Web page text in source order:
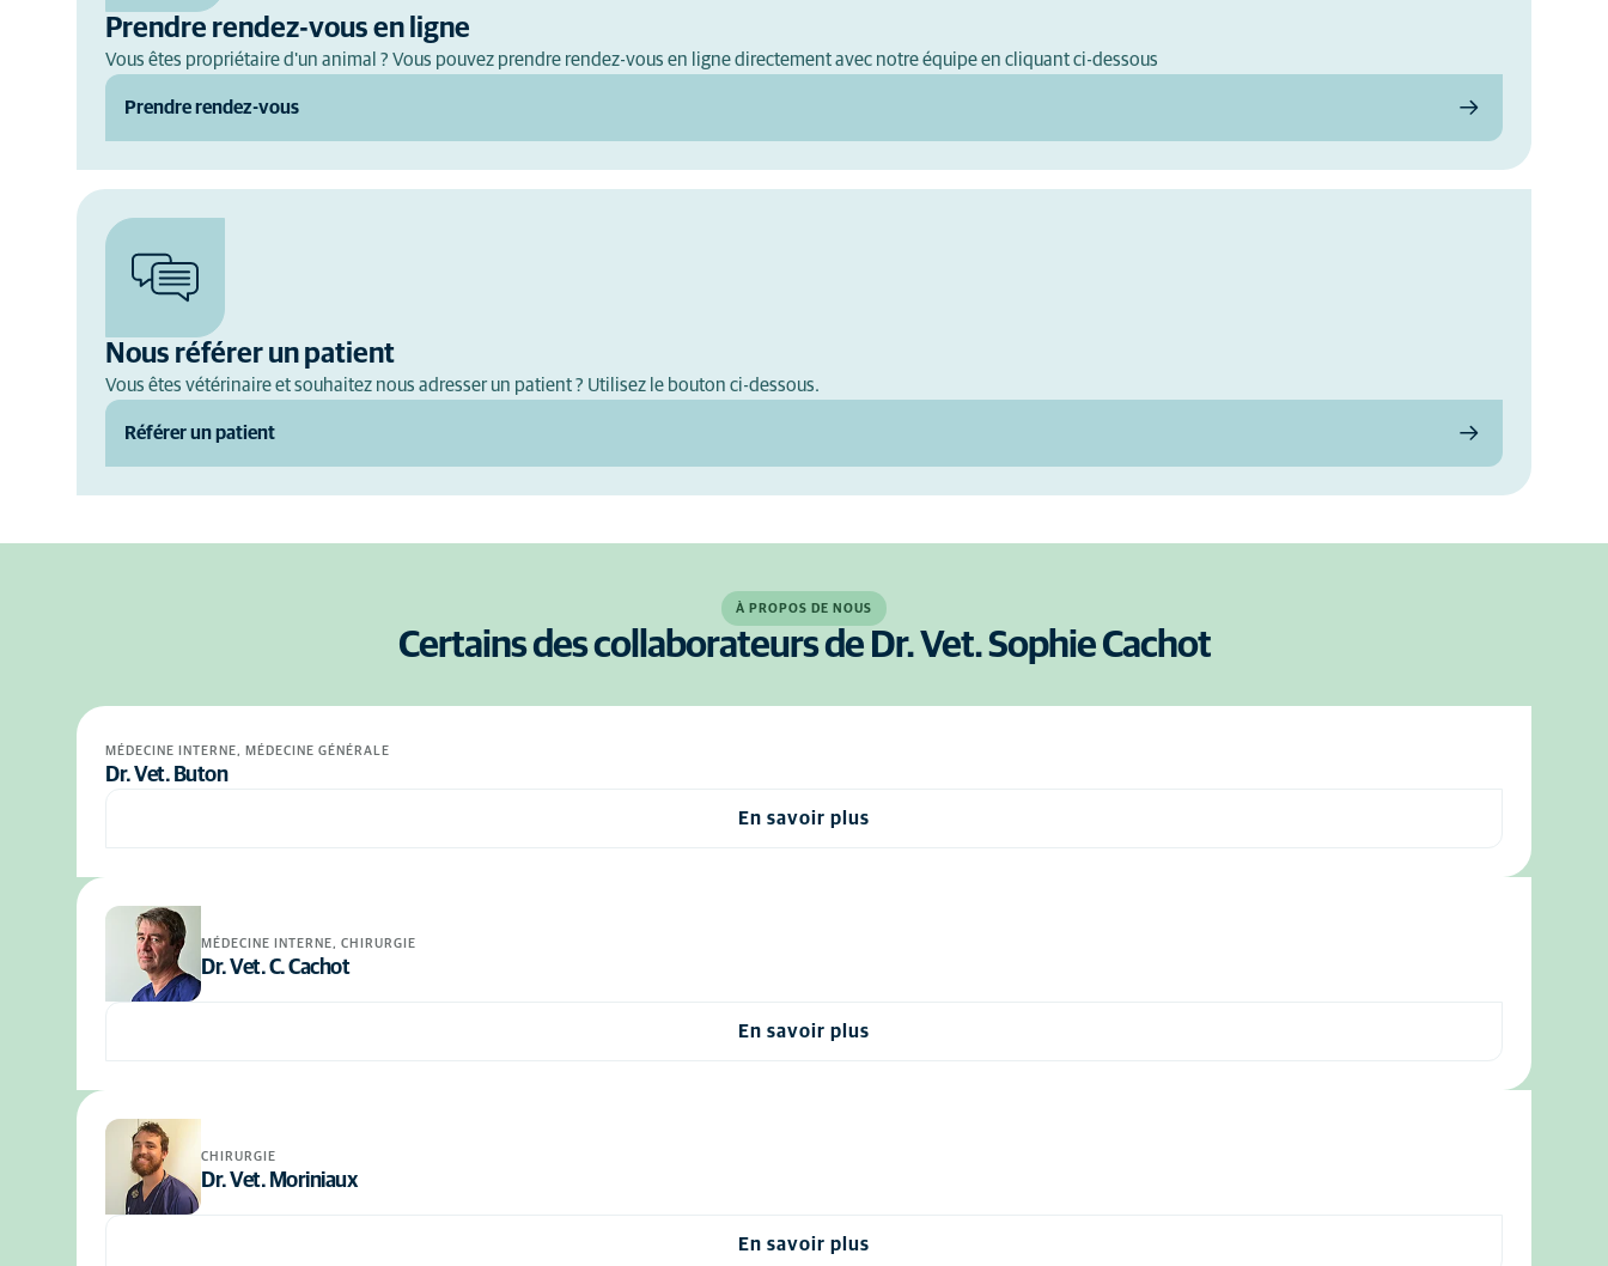
Prendre rendez-vous en ligne
Vous êtes propriétaire d'un animal ? Vous pouvez prendre rendez-vous en ligne directement avec notre équipe en cliquant ci-dessous
Prendre rendez-vous
Nous référer un patient
Vous êtes vétérinaire et souhaitez nous adresser un patient ? Utilisez le bouton ci-dessous.
Référer un patient
À PROPOS DE NOUS
Certains des collaborateurs de Dr. Vet. Sophie Cachot
MÉDECINE INTERNE, MÉDECINE GÉNÉRALE
Dr. Vet. Buton
En savoir plus
MÉDECINE INTERNE, CHIRURGIE
Dr. Vet. C. Cachot
En savoir plus
CHIRURGIE
Dr. Vet. Moriniaux
En savoir plus